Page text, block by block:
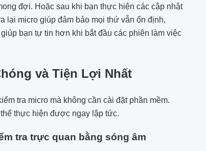
đợi. Hoặc sau khi bạn thực hiện các cập nhật
lại micro giúp đảm bảo mọi thứ vẫn ổn định,
bạn tự tin hơn khi bắt đầu các phiên làm việc
và Tiện Lợi Nhất
tra micro mà không cần cài đặt phần mềm.
thực hiện được ngay lập tức.
tra trực quan bằng sóng âm